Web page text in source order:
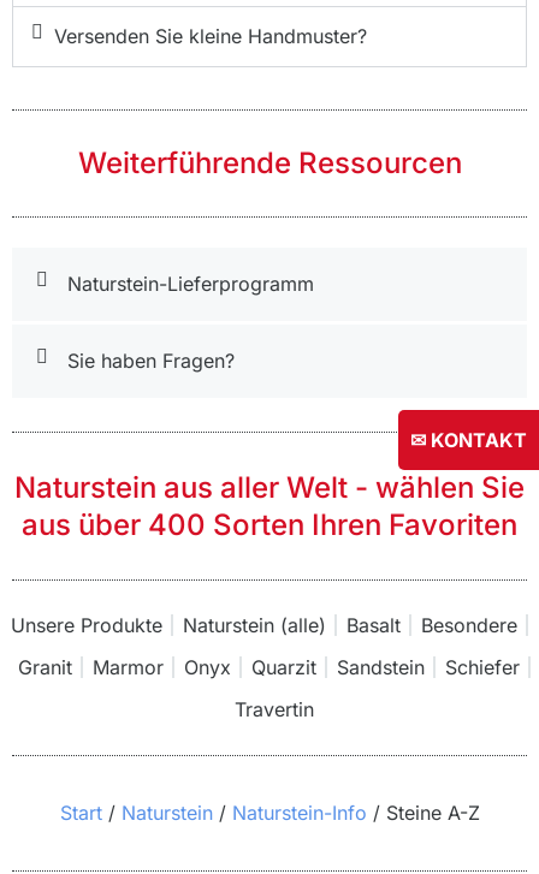
Versenden Sie kleine Handmuster?
Weiterführende Ressourcen
Naturstein-Lieferprogramm
Sie haben Fragen?
Naturstein aus aller Welt - wählen Sie
aus über 400 Sorten Ihren Favoriten
Unsere Produkte Naturstein (alle) Basalt
Besondere
Granit
Marmor Onyx Quarzit Sandstein
Schiefer
Travertin
Sie befinden sich hier:
Start Naturstein Naturstein-Info Steine A-Z
✉ KONTAKT